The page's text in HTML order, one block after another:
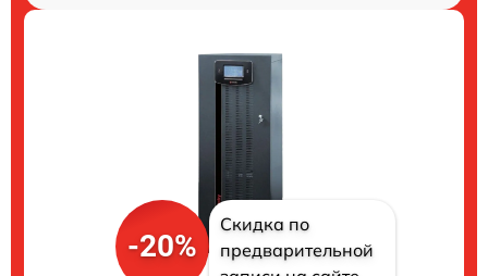
-20%
Скидка по
предварительной